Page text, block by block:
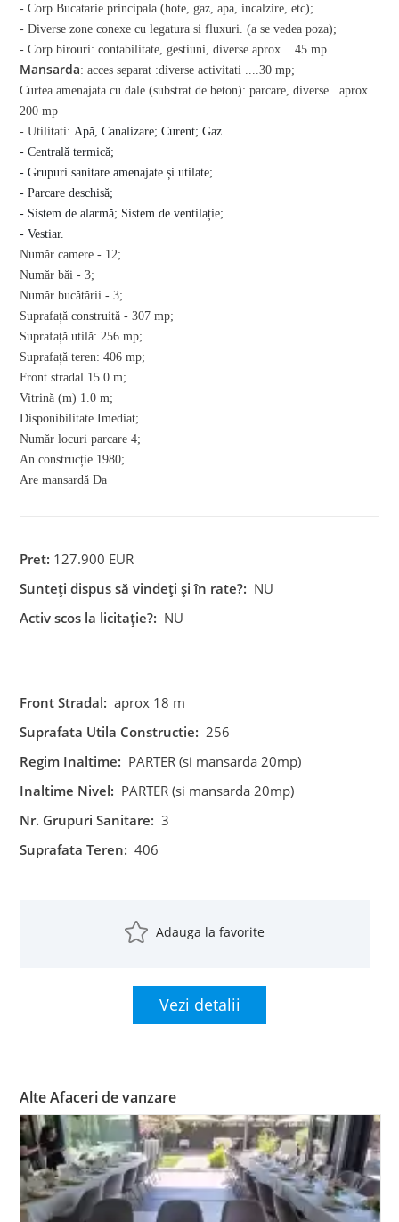
- Corp Bucatarie principala (hote, gaz, apa, incalzire, etc);
- Diverse zone conexe cu legatura si fluxuri. (a se vedea poza);
- Corp birouri: contabilitate, gestiuni, diverse aprox ...45 mp.
Mansarda: acces separat :diverse activitati ....30 mp;
Curtea amenajata cu dale (substrat de beton): parcare, diverse...aprox
200 mp
- Utilitati:Apă,Canalizare;Curent;Gaz.
- Centrală termică;
- Grupuri sanitare amenajate și utilate;
- Parcare deschisă;
- Sistem de alarmă; Sistem de ventilație;
- Vestiar.
Număr camere - 12;
Număr băi -3;
Număr bucătării -3;
Suprafață construită -307 mp;
Suprafață utilă:256 mp;
Suprafață teren:406 mp;
Front stradal 15.0 m;
Vitrină (m) 1.0 m;
DisponibilitateImediat;
Număr locuri parcare4;
An construcție 1980;
Are mansardăDa
Pret: 127.900 EUR
Sunteți dispus să vindeți și în rate?: NU
Activ scos la licitație?: NU
Front Stradal: aprox 18 m
Suprafata Utila Constructie: 256
Regim Inaltime: PARTER (si mansarda 20mp)
Inaltime Nivel: PARTER (si mansarda 20mp)
Nr. Grupuri Sanitare: 3
Suprafata Teren: 406
Adauga la favorite
Vezi detalii
Alte Afaceri de vanzare